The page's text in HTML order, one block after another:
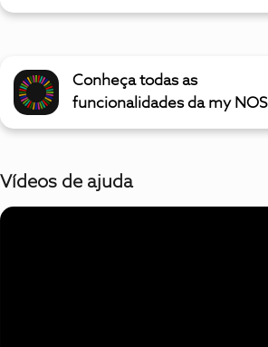
Conheça todas as
funcionalidades da my NOS
Vídeos de ajuda